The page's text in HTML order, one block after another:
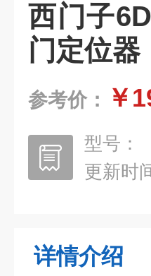
西门子
门定位器
参考价： ￥
型号：
更新时
详情介绍